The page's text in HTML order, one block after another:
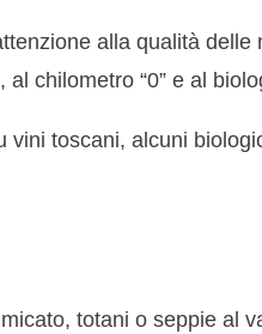
alla qualità delle
chilometro “0” e al
vini toscani, alcuni
totani o seppie al